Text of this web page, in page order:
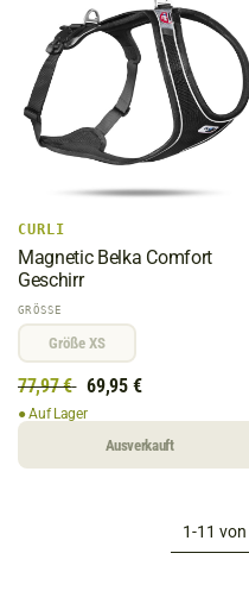
CURLI
Magnetic Belka Comfort
Geschirr
GRÖSSE
Größe XS
77,97 € 69,95 €
● Auf Lager
Ausverkauft
1-11